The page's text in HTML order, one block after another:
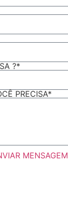
?*
PRECISA*
MENSAGEM